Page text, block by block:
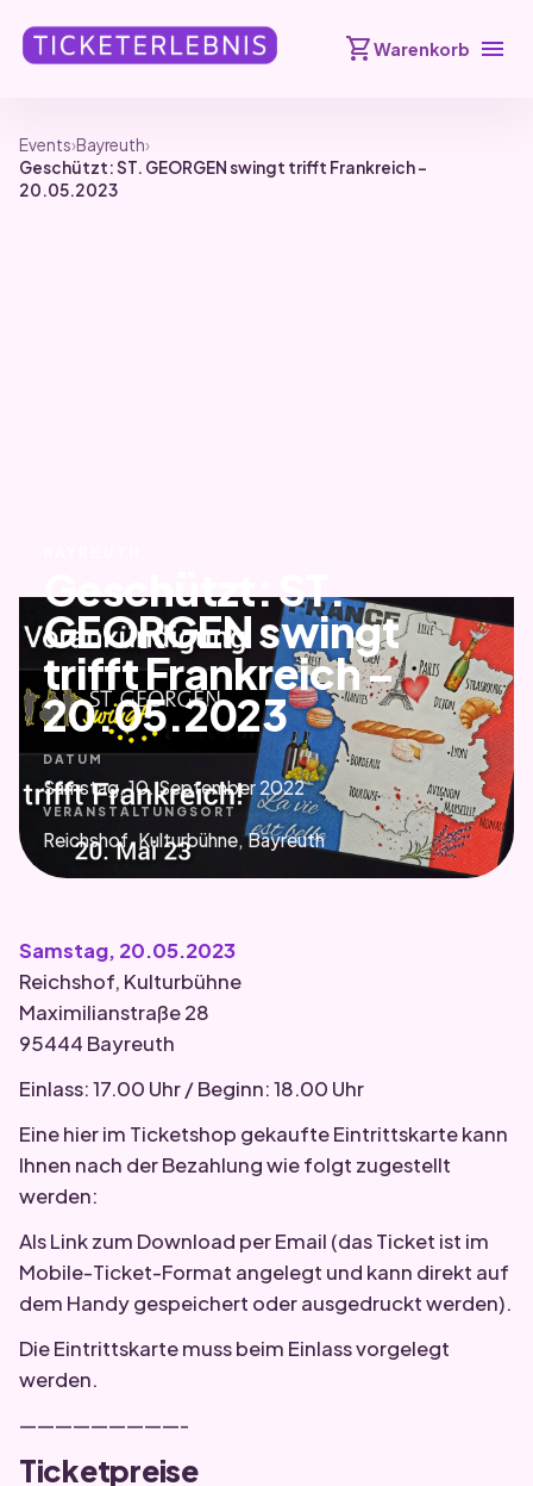
shopping_cartWarenkorb menu
Events›Bayreuth›
Geschützt: ST. GEORGEN swingt trifft Frankreich –
20.05.2023
Geschützt: ST.
GEORGEN swingt
trifft Frankreich –
20.05.2023
DATUM
Samstag, 10. September 2022
VERANSTALTUNGSORT
Reichshof, Kulturbühne, Bayreuth
Samstag, 20.05.2023
Reichshof, Kulturbühne
Maximilianstraße 28
95444 Bayreuth
Einlass: 17.00 Uhr / Beginn: 18.00 Uhr
Eine hier im Ticketshop gekaufte Eintrittskarte kann
Ihnen nach der Bezahlung wie folgt zugestellt
werden:
Als Link zum Download per Email (das Ticket ist im
Mobile-Ticket-Format angelegt und kann direkt auf
dem Handy gespeichert oder ausgedruckt werden).
Die Eintrittskarte muss beim Einlass vorgelegt
werden.
—————————-
Ticketpreise